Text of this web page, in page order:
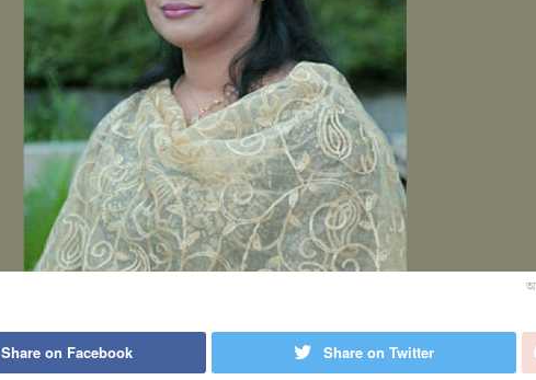
Share on Facebook Share on Twitter